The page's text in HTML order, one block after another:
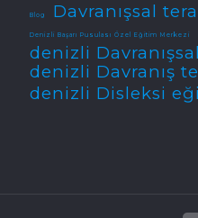
Blog Davranışsal
Denizli Başarı Pusulası Özel Eğitim Merkezi
denizli
denizli Davranış
denizli Disleksi